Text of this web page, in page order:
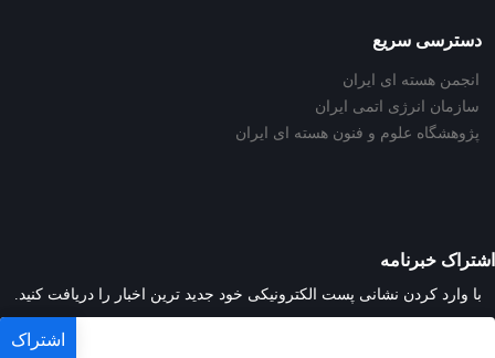
دسترسی سریع
انجمن هسته ای ایران
سازمان انرژی اتمی ایران
پژوهشگاه علوم و فنون هسته ای ایران
اشتراک خبرنامه
با وارد کردن نشانی پست الکترونیکی خود جدید ترین اخبار را دریافت کنید.